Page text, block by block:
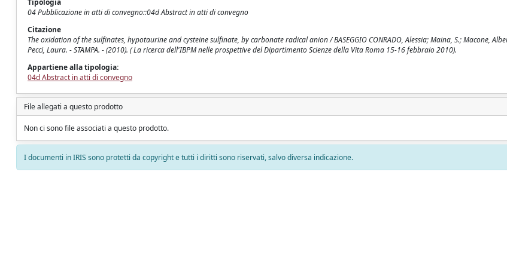
Tipologia
04 Pubblicazione in atti di convegno::04d Abstract in atti di convegno
Citazione
The oxidation of the sulfinates, hypotaurine and cysteine sulfinate, by carbonate radical anion / BASEGGIO CONRADO, Alessia; Maina, S.; Macone,
Pecci, Laura. - STAMPA. - (2010). ( La ricerca dell'IBPM nelle prospettive del Dipartimento Scienze della Vita Roma 15-16 febbraio 2010).
Appartiene alla tipologia:
04d Abstract in atti di convegno
File allegati a questo prodotto
Non ci sono file associati a questo prodotto.
I documenti in IRIS sono protetti da copyright e tutti i diritti sono riservati, salvo diversa indicazione.